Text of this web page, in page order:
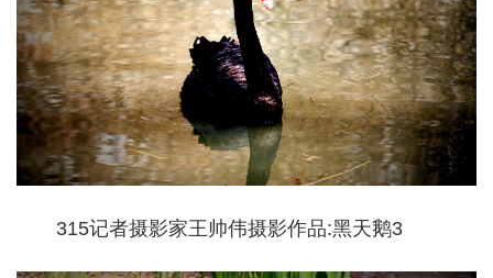
315记者摄影家王帅伟摄影作品:黑天鹅3